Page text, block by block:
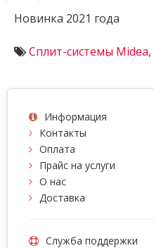
Новинка 2021 года
Сплит-системы Midea,
Информация
Контакты
Оплата
Прайс на услуги
О нас
Доставка
Служба поддержки